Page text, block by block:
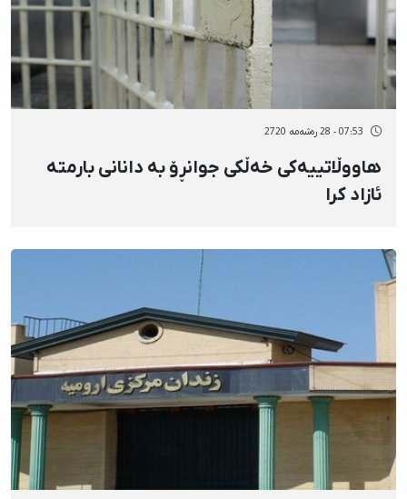
07:53 - 28 رەشەمه 2720
هاووڵاتییەکی خەڵکی جوانڕۆ بە دانانی بارمتە
ئازاد کرا